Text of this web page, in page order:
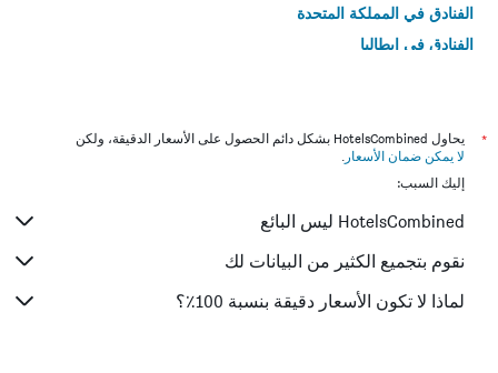
الفنادق في المملكة المتحدة
الفنادق في إيطاليا
*
يحاول HotelsCombined بشكل دائم الحصول على الأسعار الدقيقة، ولكن
لا يمكن ضمان الأسعار .
إليك السبب:
HotelsCombined ليس البائع
نقوم بتجميع الكثير من البيانات لك
لماذا لا تكون الأسعار دقيقة بنسبة 100٪؟